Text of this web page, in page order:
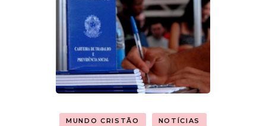
MUNDO CRISTÃO NOTÍCIAS